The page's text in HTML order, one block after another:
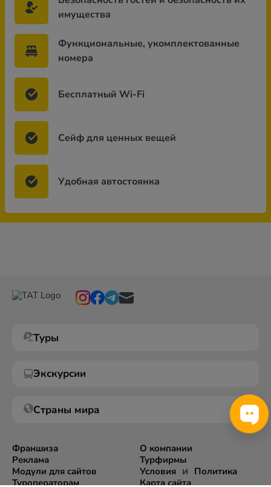
имущества
Функциональные, укомплектованные
номера
Бесплатный Wi-Fi
Сейф для ценных вещей
Удобная автостоянка
Туры
Экскурсии
Страны мира
Франшиза
Реклама
Модули для сайтов
Туроператорам
О компании
Турфирмы
Условияи Политика
Карта сайта